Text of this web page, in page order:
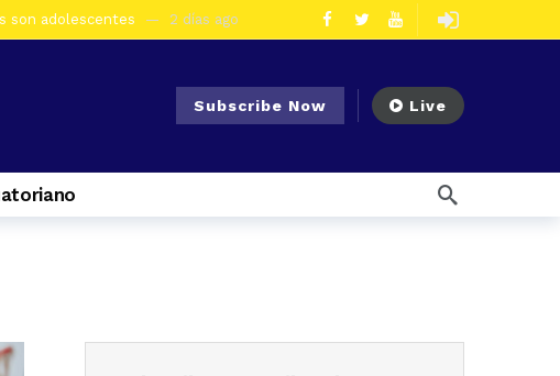
son adolescentes 2 días ago
3 días ago
3 días ago
La Troncal por presunto tráfico de droga
7 días ago
Subscribe Now Live